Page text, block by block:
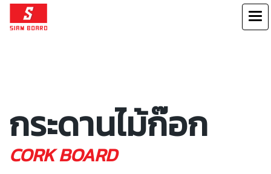
กระดานไม้ก๊อก
CORK BOARD